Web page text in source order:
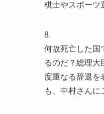
棋士やスポーツ
8.
何故死亡した国
るのだ？総理大
度重なる辞退を
も、中村さんに